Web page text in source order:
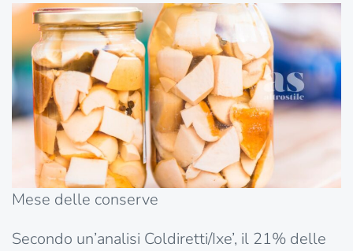
Mese delle conserve
Secondo un’analisi Coldiretti/Ixe’, il 21% delle